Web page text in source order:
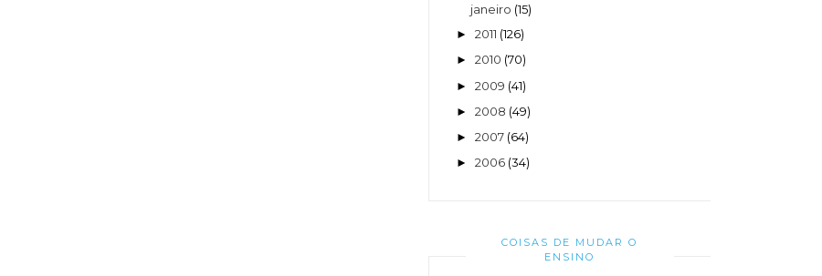
janeiro (15)
► 2011 (126)
► 2010 (70)
► 2009 (41)
► 2008 (49)
► 2007 (64)
► 2006 (34)
COISAS DE MUDAR O
ENSINO